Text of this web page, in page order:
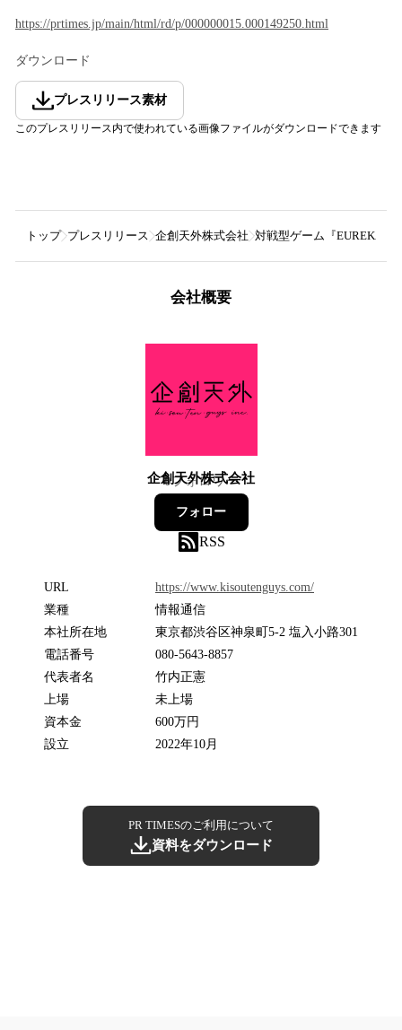
https://prtimes.jp/main/html/rd/p/000000015.000149250.html
ダウンロード
プレスリリース素材
このプレスリリース内で使われている画像ファイルがダウンロードできます
トップ プレスリリース 企創天外株式会社 対戦型ゲーム『EUREKA5
会社概要
企創天外株式会社
0フォロワー
フォロー
RSS
URL
https://www.kisoutenguys.com/
業種
情報通信
本社所在地
東京都渋谷区神泉町5-2 塩入小路301
電話番号
080-5643-8857
代表者名
竹内正憲
上場
未上場
資本金
600万円
設立
2022年10月
PR TIMESのご利用について
資料をダウンロード